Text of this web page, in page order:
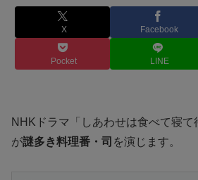
X Facebook
Pocket LINE
NHKドラマ「しあわせは食べて寝て
が謎多き料理番・司 を演じます。